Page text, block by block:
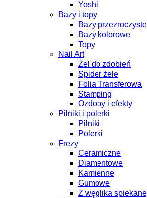
Yoshi
Bazy i topy
Bazy przezroczyste
Bazy kolorowe
Topy
Nail Art
Żel do zdobień
Spider żele
Folia Transferowa
Stamping
Ozdoby i efekty
Pilniki i polerki
Pilniki
Polerki
Frezy
Ceramiczne
Diamentowe
Kamienne
Gumowe
Z węglika